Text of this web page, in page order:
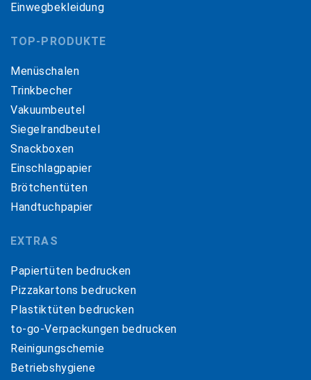
Einwegbekleidung
TOP-PRODUKTE
Menüschalen
Trinkbecher
Vakuumbeutel
Siegelrandbeutel
Snackboxen
Einschlagpapier
Brötchentüten
Handtuchpapier
EXTRAS
Papiertüten bedrucken
Pizzakartons bedrucken
Plastiktüten bedrucken
to-go-Verpackungen bedrucken
Reinigungschemie
Betriebshygiene